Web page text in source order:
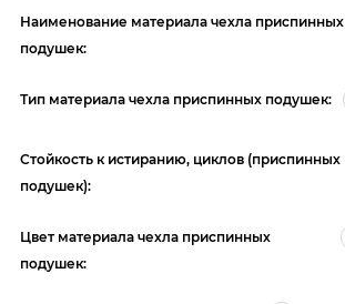
Наименование материала чехла приспинных
подушек:
Тип материала чехла приспинных подушек:
Стойкость к истиранию, циклов (приспинных
подушек):
Цвет материала чехла приспинных
подушек: